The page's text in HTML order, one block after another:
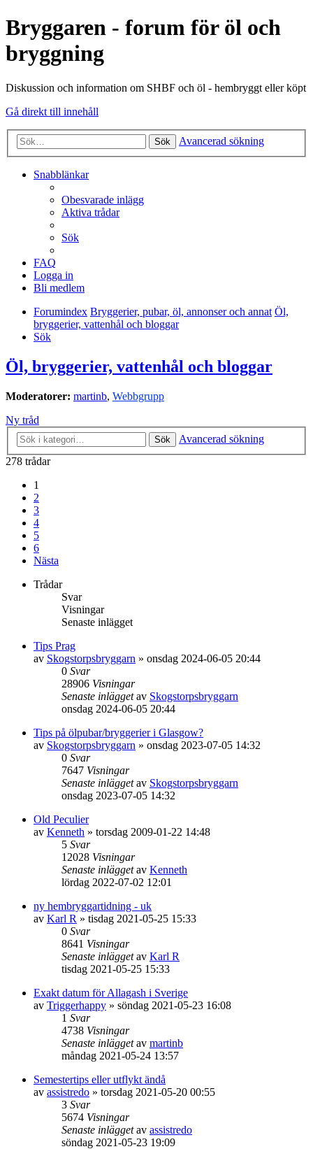
Bryggaren - forum för öl och
bryggning
Diskussion och information om SHBF och öl - hembryggt eller köpt
Gå direkt till innehåll
Sök Avancerad sökning
Snabblänkar
Obesvarade inlägg
Aktiva trådar
Sök
FAQ
Logga in
Bli medlem
Forumindex Bryggerier, pubar, öl, annonser och annat Öl,
bryggerier, vattenhål och bloggar
Sök
Öl, bryggerier, vattenhål och bloggar
Moderatorer: martinb, Webbgrupp
Ny tråd
Sök
Avancerad sökning
278 trådar
1
2
3
4
5
6
Nästa
Trådar
Svar
Visningar
Senaste inlägget
Tips Prag
av Skogstorpsbryggarn » onsdag 2024-06-05 20:44
0 Svar
28906 Visningar
Senaste inläggetav Skogstorpsbryggarn
onsdag 2024-06-05 20:44
Tips på ölpubar/bryggerier i Glasgow?
av Skogstorpsbryggarn » onsdag 2023-07-05 14:32
0 Svar
7647 Visningar
Senaste inläggetav Skogstorpsbryggarn
onsdag 2023-07-05 14:32
Old Peculier
av Kenneth » torsdag 2009-01-22 14:48
5 Svar
12028 Visningar
Senaste inläggetav Kenneth
lördag 2022-07-02 12:01
ny hembryggartidning - uk
av Karl R » tisdag 2021-05-25 15:33
0 Svar
8641 Visningar
Senaste inläggetav Karl R
tisdag 2021-05-25 15:33
Exakt datum för Allagash i Sverige
av Triggerhappy » söndag 2021-05-23 16:08
1 Svar
4738 Visningar
Senaste inläggetav martinb
måndag 2021-05-24 13:57
Semestertips eller utflykt ändå
av assistredo » torsdag 2021-05-20 00:55
3 Svar
5674 Visningar
Senaste inläggetav assistredo
söndag 2021-05-23 19:09